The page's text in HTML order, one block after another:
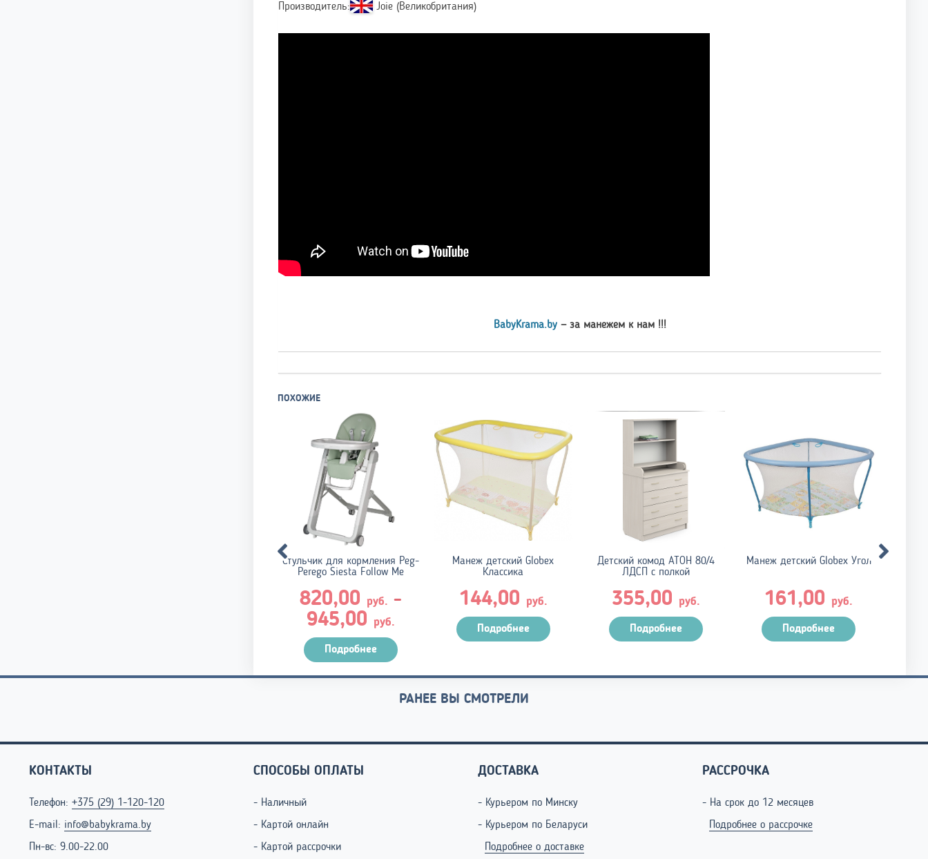
Производитель: Joie (Великобритания)
BabyKrama.by— за манежем к нам !!!
ПОХОЖИЕ
Стульчик для кормления Peg-
Perego Siesta Follow Me
820,00 руб. –
945,00 руб.
Диапазон
820,00 руб.
Подробнее
Манеж детский Globex
Классика
144,00 руб.
Подробнее
Детский комод АТОН 80/4
ЛДСП с полкой
355,00руб.
Подробнее
Манеж детский Globex Угол
161,00руб.
Подробнее
РАНЕЕ ВЫ СМОТРЕЛИ
КОНТАКТЫ
Телефон: +375 (29) 1-120-120
E-mail: info@babykrama.by
Пн-вс: 9.00-22.00
СПОСОБЫ ОПЛАТЫ
- Наличный
- Картой онлайн
- Картой рассрочки
ДОСТАВКА
- Курьером по Минску
- Курьером по Беларуси
Подробнее о доставке
РАССРОЧКА
- На срок до 12 месяцев
Подробнее о рассрочке